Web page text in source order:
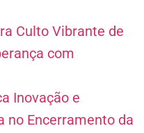
Culto Vibrante de
com
Inovação e
no Encerramento da